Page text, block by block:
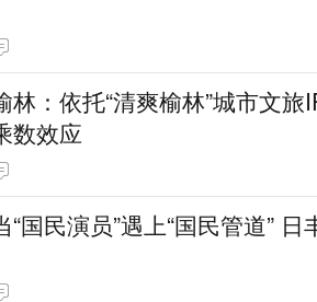
林：依托“清爽榆林”城市文
数效应
“国民演员”遇上“国民管道”